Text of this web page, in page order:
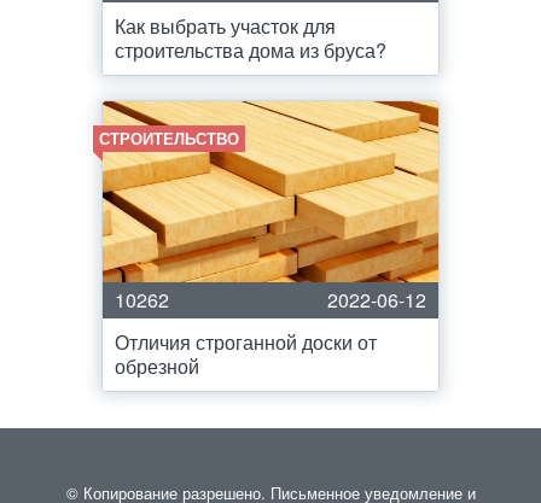
Как выбрать участок для
строительства дома из бруса?
СТРОИТЕЛЬСТВО
10262
2022-06-12
Отличия строганной доски от
обрезной
© Копирование разрешено. Письменное уведомление и